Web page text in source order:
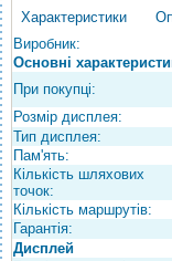
Характеристики
Виробник:
Основні
При покупці:
Розмір дисплея:
Тип дисплея:
Пам'ять:
Кількість шляхових
точок:
Кількість маршрутів:
Гарантія:
Дисплей